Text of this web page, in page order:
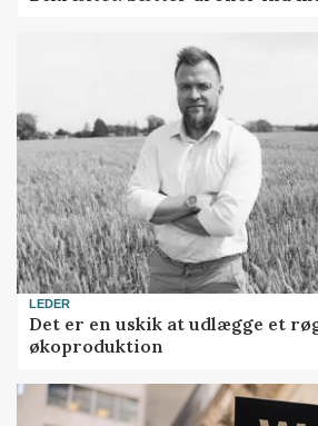
LEDER
Det er en uskik at udlægge et
økoproduktion